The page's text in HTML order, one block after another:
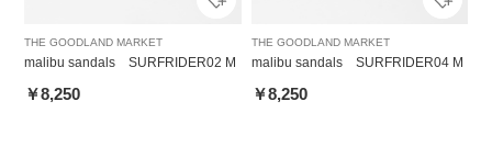
THE GOODLAND MARKET
malibu sandals SURFRIDER02 M
￥8,250
THE GOODLAND MARKET
malibu sandals SURFRIDER04 M
￥8,250